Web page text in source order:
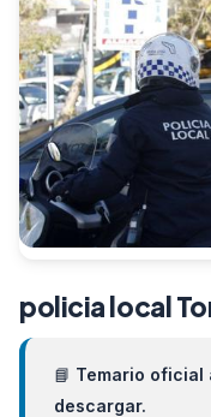
policia local
📘 Temario oficial
descargar.